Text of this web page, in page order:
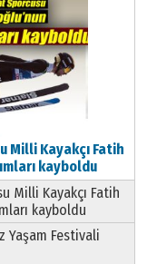
Milli Kayakçı Fatih
kayboldu
Milli Kayakçı Fatih
kayboldu
Yaşam Festivali